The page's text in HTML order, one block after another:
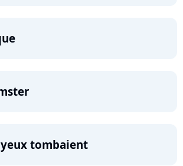
tombaient